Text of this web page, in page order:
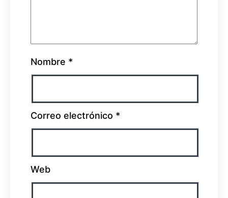
Nombre *
Correo electrónico *
Web